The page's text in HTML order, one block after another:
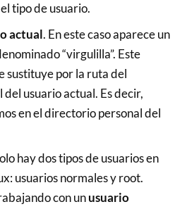
tipo de usuario.
actual. En este caso aparece un
“virgulilla”. Este
sustituye por la ruta del
usuario actual. Es decir,
en el directorio personal del
hay dos tipos de usuarios en
usuarios normales y root.
con unusuario